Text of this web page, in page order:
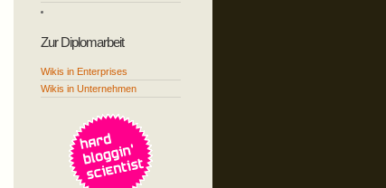
Zur Diplomarbeit
Wikis in Enterprises
Wikis in Unternehmen